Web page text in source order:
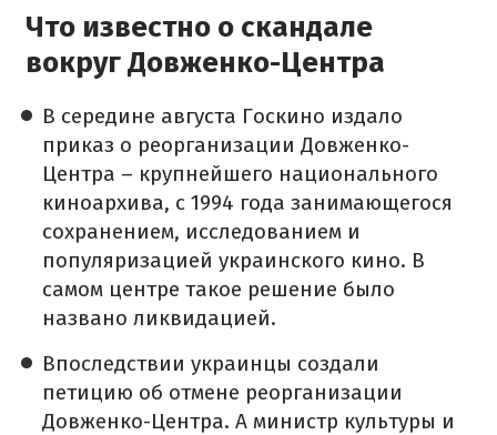
Что известно о скандале
вокруг Довженко-Центра
В середине августа Госкино издало
приказ о реорганизации Довженко-
Центра – крупнейшего национального
киноархива, с 1994 года занимающегося
сохранением, исследованием и
популяризацией украинского кино. В
самом центре такое решение было
названо ликвидацией.
Впоследствии украинцы создали
петицию об отмене реорганизации
Довженко-Центра. А министр культуры и